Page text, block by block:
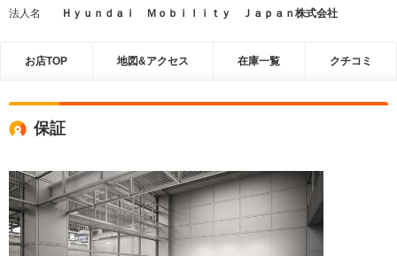
法人名
Ｈｙｕｎｄａｉ Ｍｏｂｉｌｉｔｙ Ｊａｐａｎ株式会社
お店TOP 地図&アクセス 在庫一覧 クチコミ
保証